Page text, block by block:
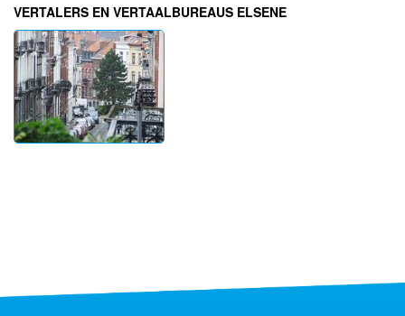
VERTALERS EN VERTAALBUREAUS ELSENE